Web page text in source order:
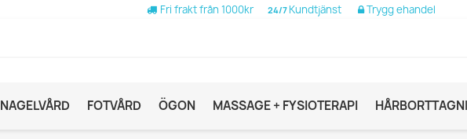
Fri frakt från 1000kr 24/7 Kundtjänst Trygg ehandel
NAGELVÅRD FOTVÅRD ÖGON MASSAGE + FYSIOTERAPI